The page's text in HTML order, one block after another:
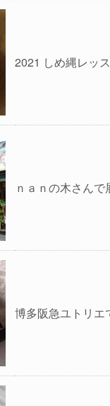
2021 しめ縄レッ
ｎａｎの木さんで
博多阪急ユトリエ